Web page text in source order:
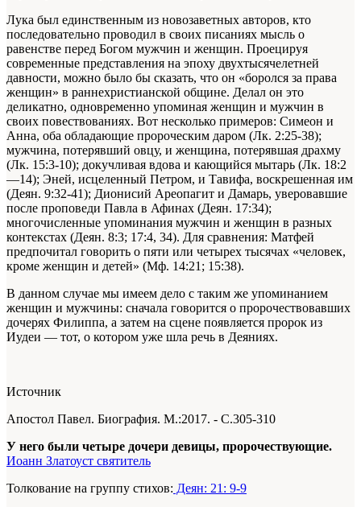
Лука был единственным из новозаветных авторов, кто
последовательно проводил в своих писаниях мысль о
равенстве перед Богом мужчин и женщин. Проецируя
современные представления на эпоху двухтысячелетней
давности, можно было бы сказать, что он «боролся за права
женщин» в раннехристианской общине. Делал он это
деликатно, одновременно упоминая женщин и мужчин в
своих повествованиях. Вот несколько примеров: Симеон и
Анна, оба обладающие пророческим даром (Лк. 2:25-38);
мужчина, потерявший овцу, и женщина, потерявшая драхму
(Лк. 15:3-10); докучливая вдова и кающийся мытарь (Лк. 18:2
—14); Эней, исцеленный Петром, и Тавифа, воскрешенная им
(Деян. 9:32-41); Дионисий Ареопагит и Дамарь, уверовавшие
после проповеди Павла в Афинах (Деян. 17:34);
многочисленные упоминания мужчин и женщин в разных
контекстах (Деян. 8:3; 17:4, 34). Для сравнения: Матфей
предпочитал говорить о пяти или четырех тысячах «человек,
кроме женщин и детей» (Мф. 14:21; 15:38).
В данном случае мы имеем дело с таким же упоминанием
женщин и мужчины: сначала говорится о пророчествовавших
дочерях Филиппа, а затем на сцене появляется пророк из
Иудеи — тот, о котором уже шла речь в Деяниях.
Источник
Апостол Павел. Биография. М.:2017. - С.305-310
У него были четыре дочери девицы, пророчествующие.
Иоанн Златоуст святитель
Толкование на группу стихов: Деян: 21: 9-9